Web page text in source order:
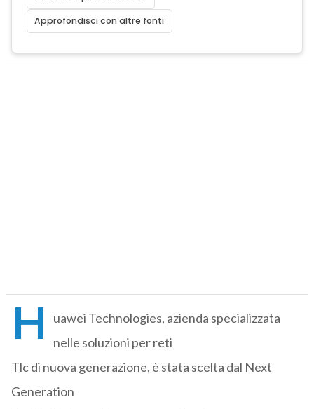
Approfondisci con altre fonti
H
uawei Technologies, azienda specializzata
nelle soluzioni per reti
Tlc di nuova generazione, è stata scelta dal Next
Generation